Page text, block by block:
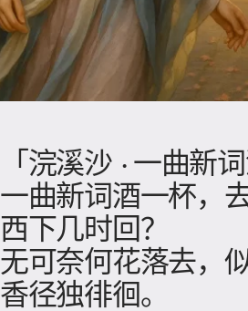
「浣溪沙 · 一曲新
一曲新词酒一杯，
西下几时回？
无可奈何花落去，
香径独徘徊。